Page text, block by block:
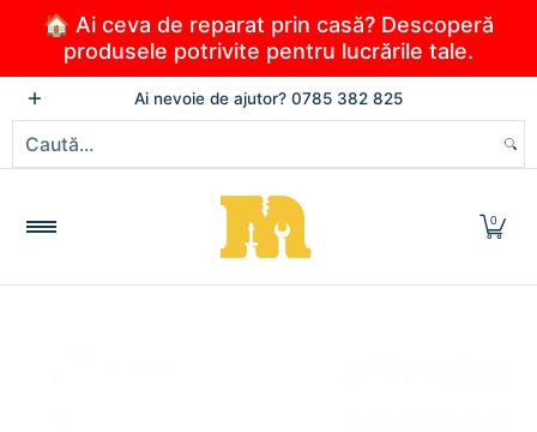
Sari la conținutul principal
🏠 Ai ceva de reparat prin casă? Descoperă
produsele potrivite pentru lucrările tale.
PRODUSE NOUTĂȚI PROMOȚII OFERTELE VERII
Ai nevoie de ajutor? 0785 382 825
Caută...
0